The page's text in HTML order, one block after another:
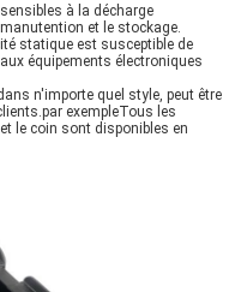
à la décharge
et le stockage.
statique est susceptible de
équipements électroniques
n'importe quel style, peut être
exempleTous les
le coin sont disponibles en